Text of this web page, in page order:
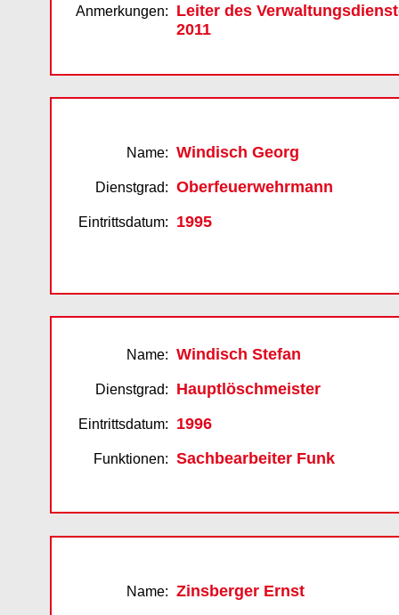
Anmerkungen:
Leiter des
2011
Name:
Dienstgrad:
Eintrittsdatum:
Windisch Georg
Oberfeuerwehrmann
1995
Name:
Dienstgrad:
Eintrittsdatum:
Funktionen:
Windisch Stefan
Hauptlöschmeister
1996
Sachbearbeiter Funk
Name:
Zinsberger Ernst